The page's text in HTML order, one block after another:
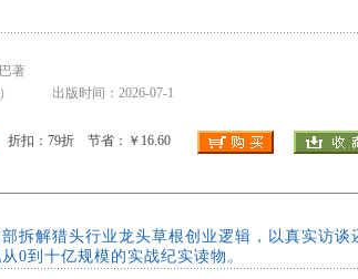
著
） 出版时间：2026-07-1
折扣：79折 节省：￥16.60
拆解猎头行业龙头草根创业逻辑，以真实访谈
0到十亿规模的实战纪实读物。